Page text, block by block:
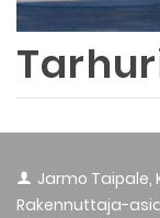
Jarmo Taipale,
Rakennuttaja-